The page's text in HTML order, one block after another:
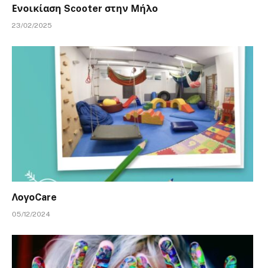
Ενοικίαση Scooter στην Μήλο
23/02/2025
ΛογοCare
05/12/2024